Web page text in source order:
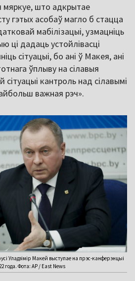
мяркуе, што адкрытае
гэтых асобаў магло б стацца
мабілізацыі, узмацніць
ці дадаць устойлівасці
сітуацыі, бо ані ў Макея, ані
ўплыву на сілавыя
сітуацыі кантроль над сілавымі
важная рэч».
Уладзімір Макей выступае на прэс-канферэнцыі
года. Фота: AP / East News